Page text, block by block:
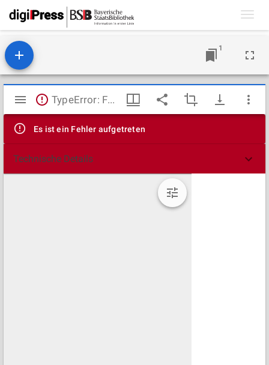
1
Mirador
Viewer
TypeError: Failed to fetch
Es ist ein Fehler aufgetreten
Technische Details